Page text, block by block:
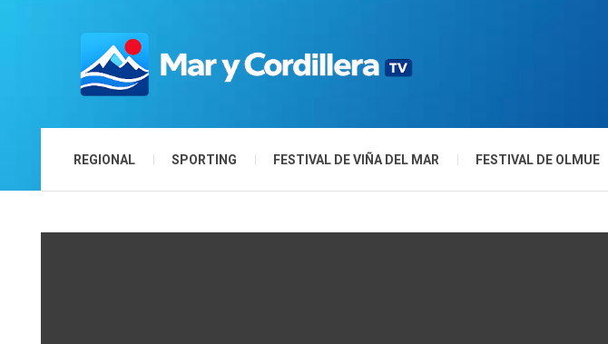
REGIONAL SPORTING FESTIVAL DE VIÑA DEL MAR FESTIVAL DE OLMUE